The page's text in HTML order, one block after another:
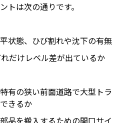
トは次の通りです。
状態、ひび割れや沈下の有無
だけレベル差が出ているか
有の狭い前面道路で大型トラ
きるか
品を搬入するための開口サイ